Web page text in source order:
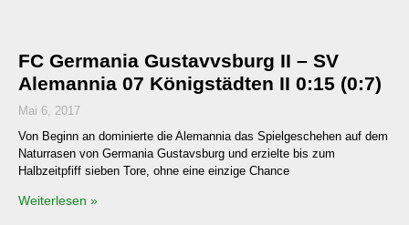
FC Germania Gustavvsburg II – SV
Alemannia 07 Königstädten II 0:15 (0:7)
Mai 6, 2017
Von Beginn an dominierte die Alemannia das Spielgeschehen auf dem
Naturrasen von Germania Gustavsburg und erzielte bis zum
Halbzeitpfiff sieben Tore, ohne eine einzige Chance
Weiterlesen »